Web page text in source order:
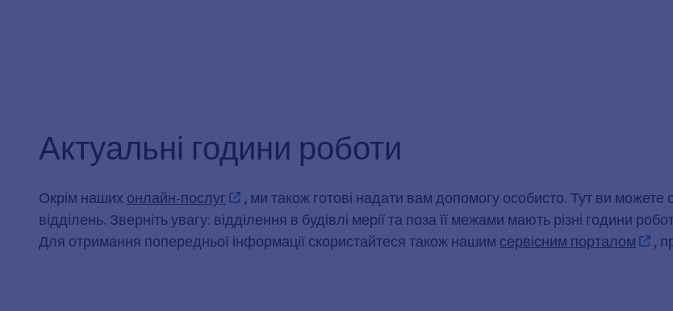
Актуальні години роботи
Окрім наших онлайн-послуг
, ми також готові надати вам допомогу особисто. Тут ви
відділень. Зверніть увагу: відділення в будівлі мерії та поза її межами мають різні години
Для отримання попередньої інформації скористайтеся також нашим сервісним порталом ,